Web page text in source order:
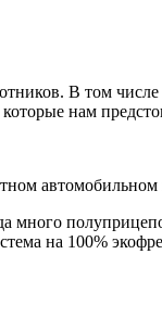
В том
нам
на 100%